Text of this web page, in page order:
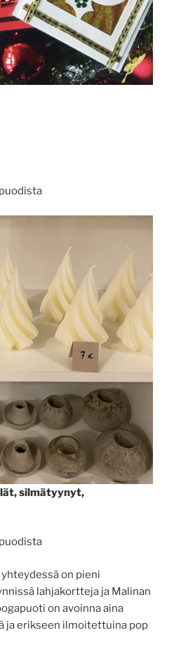
silmätyynyt,
on pieni
lahjakortteja ja Malinan
on avoinna aina
ja erikseen ilmoitettuina pop